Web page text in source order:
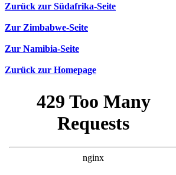
Zurück zur Südafrika-Seite
Zur Zimbabwe-Seite
Zur Namibia-Seite
Zurück zur Homepage